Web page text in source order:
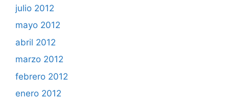
julio 2012
mayo 2012
abril 2012
marzo 2012
febrero 2012
enero 2012